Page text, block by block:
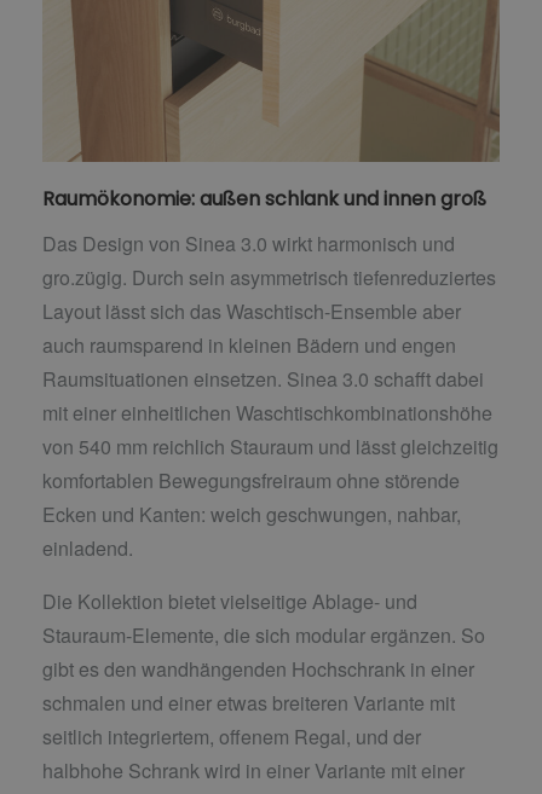
Raumökonomie: außen schlank und innen groß
Das Design von Sinea 3.0 wirkt harmonisch und
gro.zügig. Durch sein asymmetrisch tiefenreduziertes
Layout lässt sich das Waschtisch-Ensemble aber
auch raumsparend in kleinen Bädern und engen
Raumsituationen einsetzen. Sinea 3.0 schafft dabei
mit einer einheitlichen Waschtischkombinationshöhe
von 540 mm reichlich Stauraum und lässt gleichzeitig
komfortablen Bewegungsfreiraum ohne störende
Ecken und Kanten: weich geschwungen, nahbar,
einladend.
Die Kollektion bietet vielseitige Ablage- und
Stauraum-Elemente, die sich modular ergänzen. So
gibt es den wandhängenden Hochschrank in einer
schmalen und einer etwas breiteren Variante mit
seitlich integriertem, offenem Regal, und der
halbhohe Schrank wird in einer Variante mit einer